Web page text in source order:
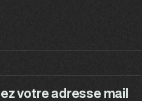
votre adresse mail